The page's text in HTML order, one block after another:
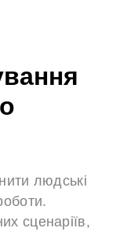
людські
сценаріїв,